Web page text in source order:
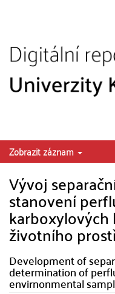
Zobrazit záznam
Vývoj
stanovení
karboxylových
životního
Development of
determination of
envirnonmental